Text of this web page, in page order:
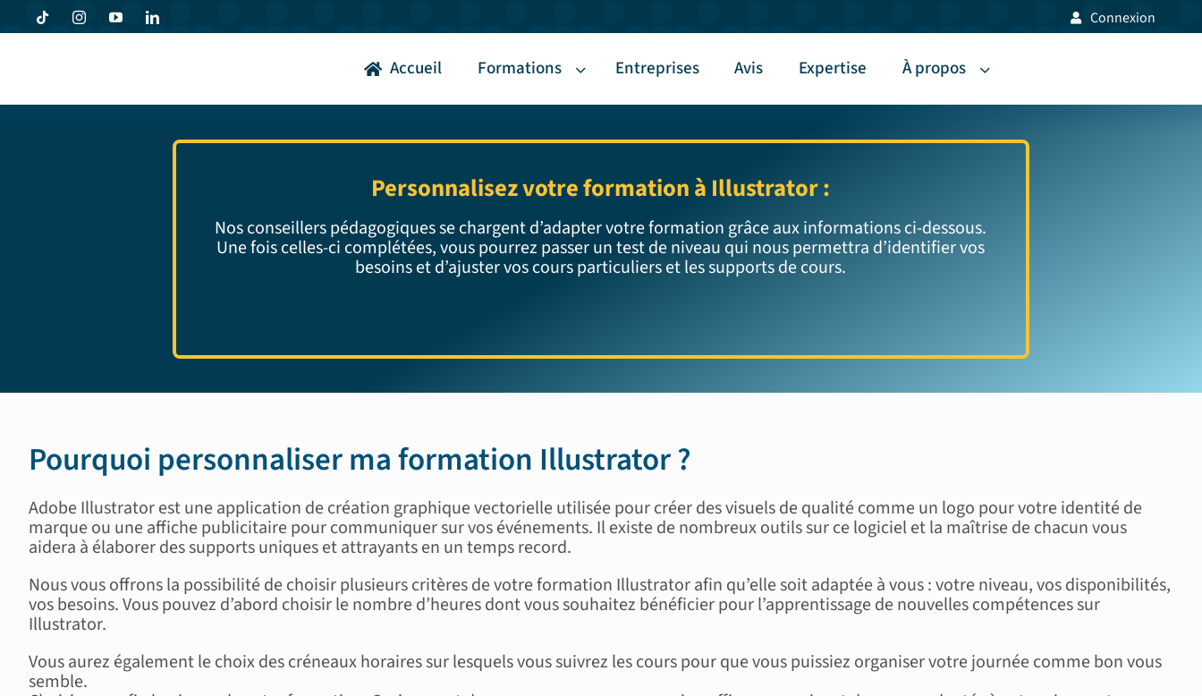
Passer
au Connexion
Accueil Formations Entreprises Avis Expertise À propos
Personnalisez votre formation à Illustrator :
Nos conseillers pédagogiques se chargent d’adapter votre formation grâce aux informations ci-dessous.
Une fois celles-ci complétées, vous pourrez passer un test de niveau qui nous permettra d’identifier vos
besoins et d’ajuster vos cours particuliers et les supports de cours.
Pourquoi personnaliser ma formation Illustrator?
Adobe Illustrator est une application de création graphique vectorielle utilisée pour créer desvisuels de qualité comme un logo pour votre identité de
marque ou une affiche publicitairepourcommuniquer sur vos événements. Il existe de nombreux outils sur ce logiciel et la maîtrise de chacun vous
aidera à élaborer des supports uniques et attrayantsen un tempsrecord.
Nous vous offrons la possibilité de choisirplusieurscritèresde votre formation Illustratorafin qu’ellesoit adaptée à vous: votre niveau, vos disponibilités,
vos besoins.Vous pouvez d’abord choisirle nombre d’heuresdont vous souhaitez bénéficier pourl’apprentissage de nouvelles compétences sur
Illustrator.
Vous aurez égalementle choix des créneaux horaires sur lesquels vous suivrez les cours pourque vous puissiez organiser votre journéecomme bon vous
semble.